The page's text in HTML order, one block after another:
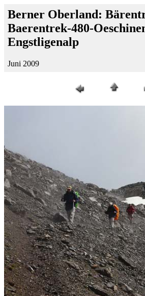
Berner Oberland:
Baerentrek-480-
Engstligenalp
Juni 2009